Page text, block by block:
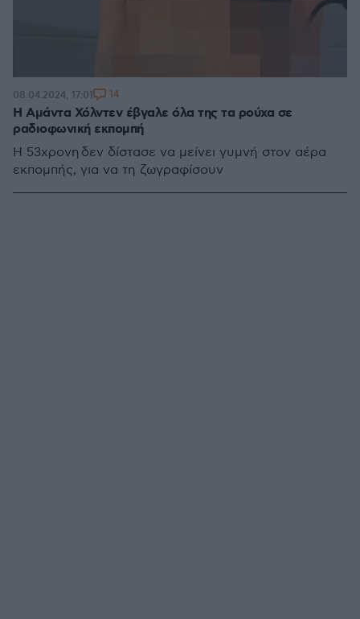
Η Αμάντα Χόλντεν έβγαλε όλα της τα ρούχα σε
ραδιοφωνική εκπομπή
Η 53χρονη δεν δίστασε να μείνει γυμνή στον αέρα
εκπομπής, για να τη ζωγραφίσουν
08.04.2024, 17:01 14